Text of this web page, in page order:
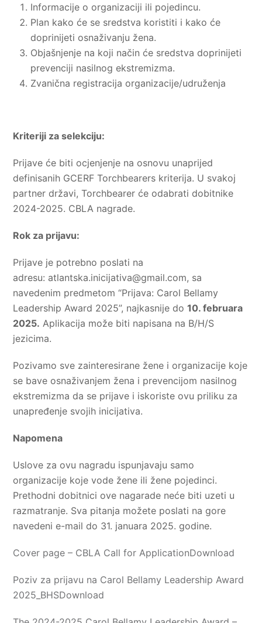
Informacije o organizaciji ili pojedincu.
Plan kako će se sredstva koristiti i kako će
doprinijeti osnaživanju žena.
Objašnjenje na koji način će sredstva doprinijeti
prevenciji nasilnog ekstremizma.
Zvanična registracija organizacije/udruženja
Kriteriji za selekciju:
Prijave će biti ocjenjenje na osnovu unaprijed
definisanih GCERF Torchbearers kriterija. U svakoj
partner državi, Torchbearer će odabrati dobitnike
2024-2025. CBLA nagrade.
Rok za prijavu:
Prijave je potrebno poslati na
adresu: atlantska.inicijativa@gmail.com, sa
navedenim predmetom “Prijava: Carol Bellamy
Leadership Award 2025”, najkasnije do10. februara
2025. Aplikacija može biti napisana na B/H/S
jezicima.
Pozivamo sve zainteresirane žene i organizacije koje
se bave osnaživanjem žena i prevencijom nasilnog
ekstremizma da se prijave i iskoriste ovu priliku za
unapređenje svojih inicijativa.
Napomena
Uslove za ovu nagradu ispunjavaju samo
organizacije koje vode žene ili žene pojedinci.
Prethodni dobitnici ove nagarade neće biti uzeti u
razmatranje. Sva pitanja možete poslati na gore
navedeni e-mail do 31. januara 2025. godine.
Cover page – CBLA Call for ApplicationDownload
Poziv za prijavu na Carol Bellamy Leadership Award
2025_BHSDownload